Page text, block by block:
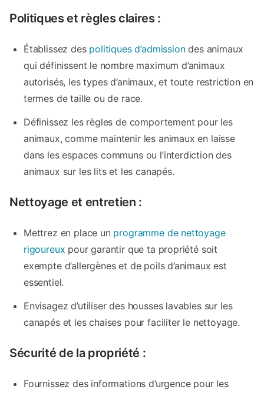
Politiques et règles claires :
Établissez des politiques d’admissiondes animaux
qui définissent le nombre maximum d’animaux
autorisés, les types d’animaux, et toute restriction en
termes de taille ou de race.
Définissez les règles de comportement pour les
animaux, comme maintenir les animaux en laisse
dans les espaces communs ou l’interdiction des
animaux sur les lits et les canapés.
Nettoyage et entretien :
Mettrez en place un programme de nettoyage
rigoureux pour garantir que ta propriété soit
exempte d’allergènes et de poils d’animaux est
essentiel.
Envisagez d’utiliser des housses lavables sur les
canapés et les chaises pour faciliter le nettoyage.
Sécurité de la propriété :
Fournissez des informations d’urgence pour les